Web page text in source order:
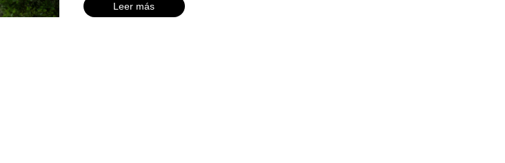
Leer más